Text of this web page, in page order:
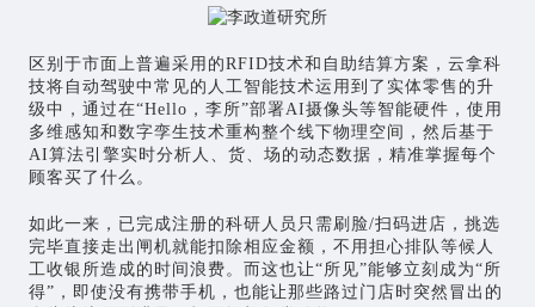
区别于市面上普遍采用的RFID技术和自助结算方案，云拿科
技将自动驾驶中常见的 人工智能技术运用到了实体零售的升
级中，通过在“Hello，李所”部署AI摄像头等智能硬件，使用
多维感知和 数字孪生技术重构整个线下物理空间，然后基于
AI算法引擎实时分析人、货、场的动态数据，精准掌握每个
顾客买了什么。
如此一来，已完成注册的科研人员只需刷脸/扫码进店，挑选
完毕直接走出闸机就能扣除相应金额，不用担心排队等候人
工收银所造成的时间浪费。而这也让“所见”能够立刻成为“所
得”，即使没有携带手机，也能让那些路过门店时突然冒出的